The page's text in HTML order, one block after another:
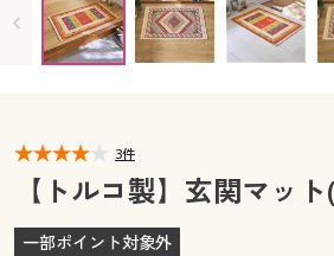
カタログ無料プレゼント
マイページ
閲覧履歴
会員メニュー
閲覧履歴 3件
【トルコ製】玄関マッ
一部ポイント対象外